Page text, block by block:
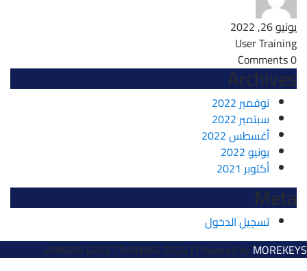
يونيو 26, 2022
User Training
0 Comments
Archives
نوفمبر 2022
سبتمبر 2022
أغسطس 2022
يونيو 2022
أكتوبر 2021
Meta
تسجيل الدخول
AMMAN GATE TRAINING 2024 | Powered by MOREKEYS